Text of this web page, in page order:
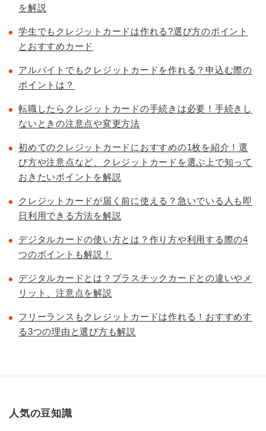
を解説
学生でもクレジットカードは作れる?選び方のポイント
とおすすめカード
アルバイトでもクレジットカードを作れる？申込む際の
ポイントは？
転職したらクレジットカードの手続きは必要！手続きし
ないときの注意点や変更方法
初めてのクレジットカードにおすすめの1枚を紹介！選
び方や注意点など、クレジットカードを選ぶ上で知って
おきたいポイントを解説
クレジットカードが届く前に使える？急いでいる人も即
日利用できる方法を解説
デジタルカードの使い方とは？作り方や利用する際の4
つのポイントも解説！
デジタルカードとは？プラスチックカードとの違いやメ
リット、注意点を解説
フリーランスもクレジットカードは作れる！おすすめす
る3つの理由と選び方も解説
人気の豆知識